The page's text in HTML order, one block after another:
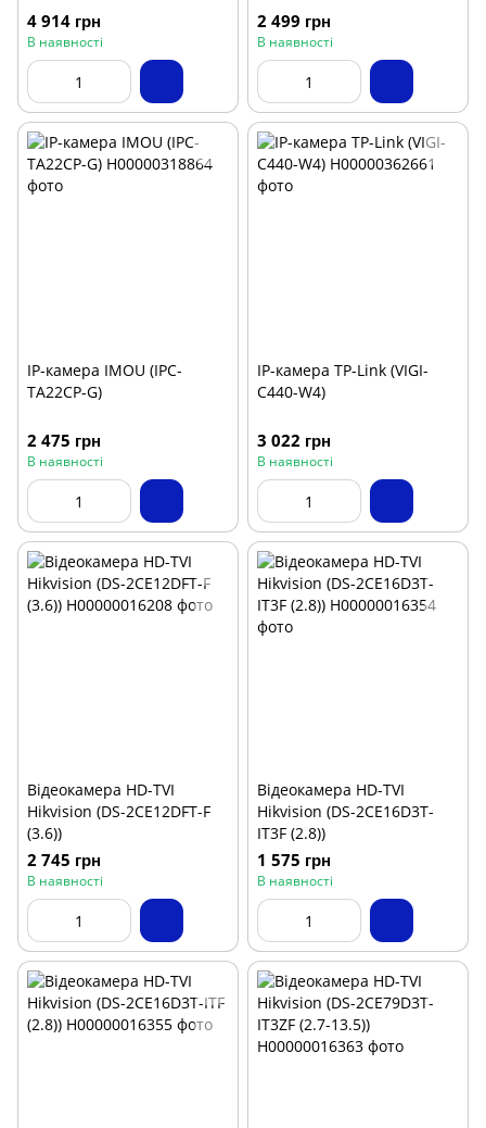
4 914 грн
В наявності
2 499 грн
В наявності
IP-камера IMOU (IPC-
TA22CP-G)
2 475 грн
В наявності
IP-камера TP-Link (VIGI-
C440-W4)
3 022 грн
В наявності
Відеокамера HD-TVI
Hikvision (DS-2CE12DFT-F
(3.6))
2 745 грн
В наявності
Відеокамера HD-TVI
Hikvision (DS-2CE16D3T-
IT3F (2.8))
1 575 грн
В наявності